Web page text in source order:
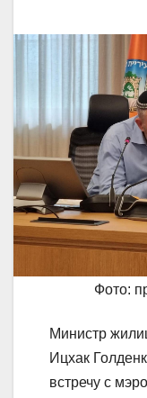
Фото:
Министр
Ицхак
встречу с